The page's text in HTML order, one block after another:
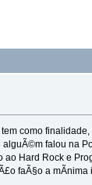
como
falou na
Hard Rock e
faÃ§o a